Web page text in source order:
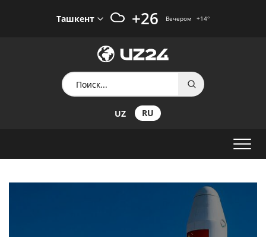
Ташкент +26 Вечером +14°
UZ RU